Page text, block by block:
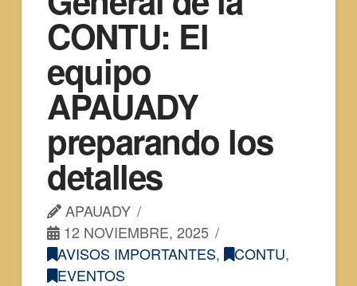
CONTU: El
equipo
APAUADY
preparando los
detalles
APAUADY
12 NOVIEMBRE, 2025
AVISOS IMPORTANTES, CONTU,
EVENTOS